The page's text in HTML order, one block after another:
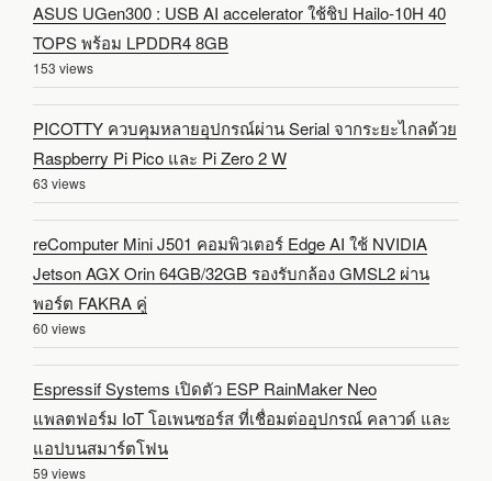
ASUS UGen300 : USB AI accelerator ใช้ชิป Hailo-10H 40
TOPS พร้อม LPDDR4 8GB
153 views
PICOTTY ควบคุมหลายอุปกรณ์ผ่าน Serial จากระยะไกลด้วย
Raspberry Pi Pico และ Pi Zero 2 W
63 views
reComputer Mini J501 คอมพิวเตอร์ Edge AI ใช้ NVIDIA
Jetson AGX Orin 64GB/32GB รองรับกล้อง GMSL2 ผ่าน
พอร์ต FAKRA คู่
60 views
Espressif Systems เปิดตัว ESP RainMaker Neo
แพลตฟอร์ม IoT โอเพนซอร์ส ที่เชื่อมต่ออุปกรณ์ คลาวด์ และ
แอปบนสมาร์ตโฟน
59 views